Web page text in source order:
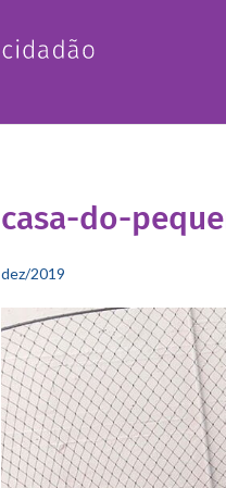
casa-do-
dez/2019